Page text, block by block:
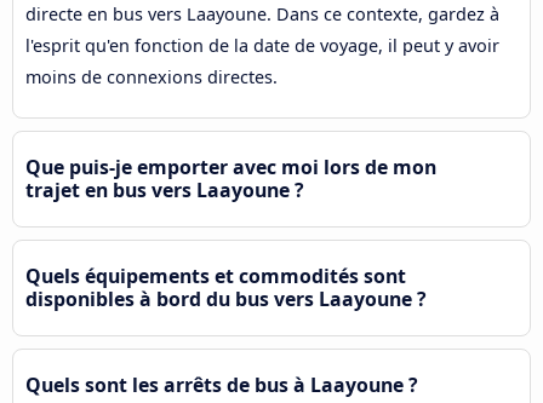
directe en bus vers Laayoune. Dans ce contexte, gardez à
l'esprit qu'en fonction de la date de voyage, il peut y avoir
moins de connexions directes.
Que puis-je emporter avec moi lors de mon
trajet en bus vers Laayoune ?
Quels équipements et commodités sont
disponibles à bord du bus vers Laayoune ?
Quels sont les arrêts de bus à Laayoune ?